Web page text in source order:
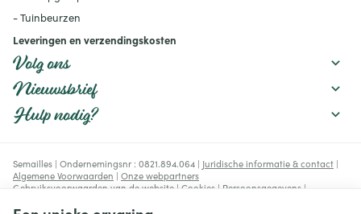
- Tuinbeurzen
Leveringen en verzendingskosten
Volg ons
Nieuwsbrief
Hulp nodig?
Semailles | Ondernemingsnr : 0821.894.064 | Juridische informatie & contact |
Algemene Voorwaarden | Onze webpartners
Gebruiksvoorwaarden van de website | Cookies | Persoonsgegevens |